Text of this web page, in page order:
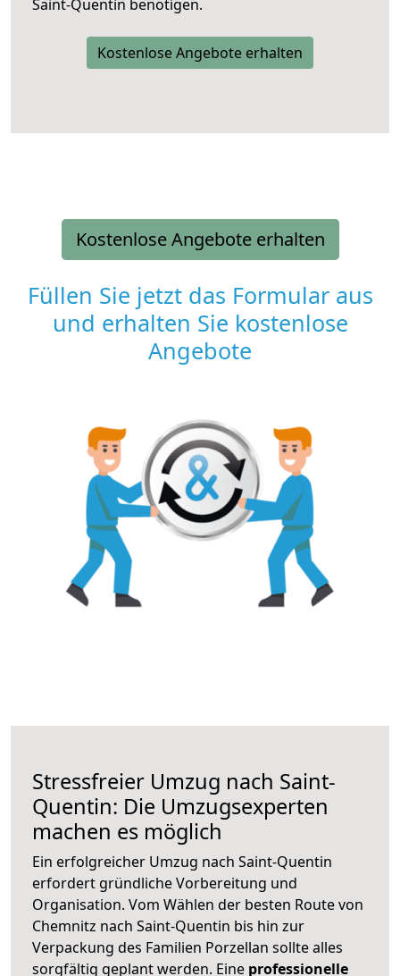
Saint-Quentin benötigen.
Kostenlose Angebote erhalten
Kostenlose Angebote erhalten
Füllen Sie jetzt das Formular aus
und erhalten Sie kostenlose
Angebote
Stressfreier Umzug nach Saint-
Quentin: Die Umzugsexperten
machen es möglich
Ein erfolgreicher Umzug nach Saint-Quentin
erfordert gründliche Vorbereitung und
Organisation. Vom Wählen der besten Route von
Chemnitz nach Saint-Quentin bis hin zur
Verpackung des Familien Porzellan sollte alles
sorgfältig geplant werden. Eine professionelle